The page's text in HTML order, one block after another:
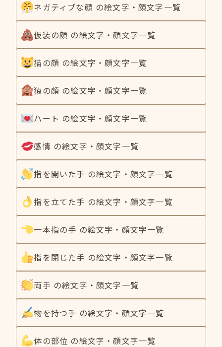
ネガティブな顔 の絵文字・顔文字一覧
仮装の顔 の絵文字・顔文字一覧
猫の顔 の絵文字・顔文字一覧
猿の顔 の絵文字・顔文字一覧
ハート の絵文字・顔文字一覧
感情 の絵文字・顔文字一覧
指を開いた手 の絵文字・顔文字一覧
指を立てた手 の絵文字・顔文字一覧
一本指の手 の絵文字・顔文字一覧
指を閉じた手 の絵文字・顔文字一覧
両手 の絵文字・顔文字一覧
物を持つ手 の絵文字・顔文字一覧
体の部位 の絵文字・顔文字一覧